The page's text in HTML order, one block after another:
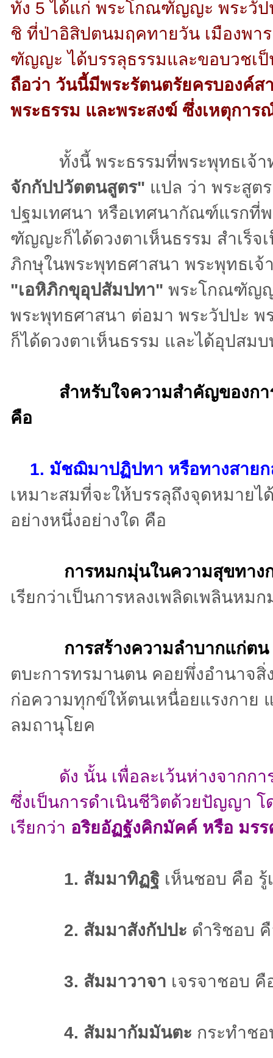
ทั้ง 5 ได้แก่ พระโกณฑัญญะ พระวัป
ชิ ที่ป่าอิสิปตนมฤคทายวัน เมืองพ
ฑัญญะ ได้บรรลุธรรมและขอบวชเ
ถือว่า วันนี้มีพระรัตนตรัยครบองค์
พระธรรม และพระสงฆ์ ซึ่งเหตุกา
ทั้งนี้ พระธรรมที่พระพุทธเจ้าท
จักกัปปวัตตนสูตร" แปล ว่า พระสูต
ปฐมเทศนา หรือเทศนากัณฑ์แรกที่
ฑัญญะก็ได้ดวงตาเห็นธรรม สำเร็จ
ภิกษุในพระพุทธศาสนา พระพุทธเจ้
"เอหิภิกขุอุปสัมปทา" พระโกณฑัญญ
พระพุทธศาสนา ต่อมา พระวัปปะ
ก็ได้ดวงตาเห็นธรรม และได้อุปสม
สำหรับใจความสำคัญของก
คือ
1. มัชฌิมาปฏิปทา หรือทางสายก
เหมาะสมที่จะให้บรรลุถึงจุดหมายไ
อย่างหนึ่งอย่างใด คือ
การหมกมุ่นในความสุขทาง
เรียกว่าเป็นการหลงเพลิดเพลินห
การสร้างความลำบากแก่ตน
ตบะการทรมานตน คอยพึ่งอำนาจ
ก่อความทุกข์ให้ตนเหนื่อยแรงกาย
ลมถานุโยค
ดัง นั้น เพื่อละเว้นห่างจากก
ซึ่งเป็นการดำเนินชีวิตด้วยปัญญา
เรียกว่า อริยอัฏฐังคิกมัคค์ หรือ มร
1. สัมมาทิฏฐิ เห็นชอบ คือ รู้
2. สัมมาสังกัปปะ ดำริชอบ
3. สัมมาวาจา เจรจาชอบ
4. สัมมากัมมันตะ กระทำช